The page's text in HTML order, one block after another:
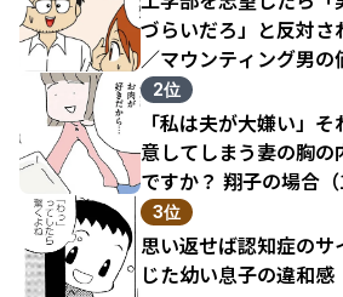
づらいだろ」と反対
／マウンティング男
結果（1）
2位
「私は夫が大嫌い」
意してしまう妻の胸の
ですか？ 翔子の場合（
3位
思い返せば認知症の
じた幼い息子の違和感